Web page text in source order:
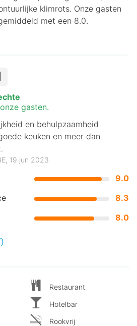
klimrots. Onze gasten
met een 8.0.
9.0
8.3
8.0
gasten.
en behulpzaamheid
keuken en meer dan
19 jun 2023
Restaurant
Hotelbar
Rookvrij